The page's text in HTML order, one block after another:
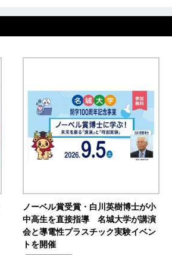
ノーベル賞受賞・白川英樹博士が小
中高生を直接指導 名城大学が講演
会と導電性プラスチック実験イベン
トを開催